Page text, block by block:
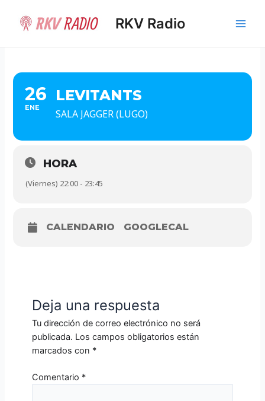
contenido
RKV Radio
26
ENE
LEVITANTS
SALA JAGGER (LUGO)
HORA
(Viernes) 22:00 - 23:45
CALENDARIO GOOGLECAL
Deja una respuesta
Tu dirección de correo electrónico no será
publicada. Los campos obligatorios están
marcados con *
Comentario *